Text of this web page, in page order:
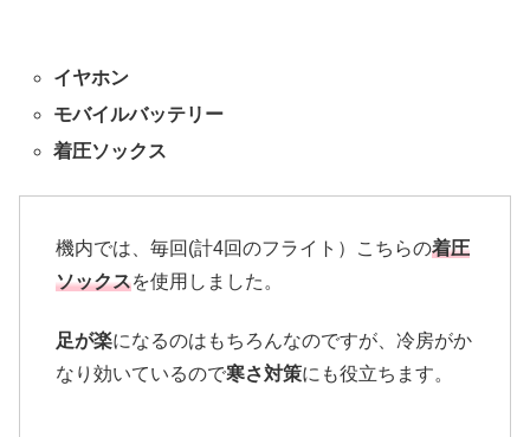
イヤホン
モバイルバッテリー
着圧ソックス
機内では、毎回(計4回のフライト）こちらの着圧
ソックスを使用しました。
足が楽になるのはもちろんなのですが、冷房がか
なり効いているので寒さ対策にも役立ちます。